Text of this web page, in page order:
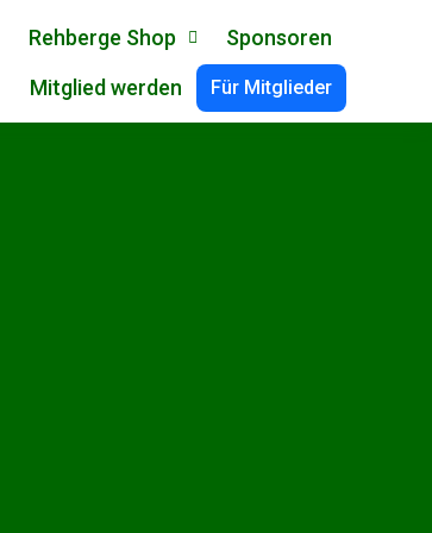
Rehberge Shop
Sponsoren
Mitglied werden
Für Mitglieder